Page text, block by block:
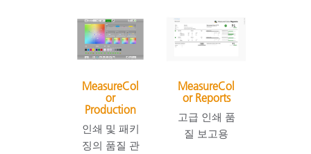
MeasureCol
or
Production
인쇄 및 패키
징의 품질 관
MeasureCol
or Reports
고급 인쇄 품
질 보고용